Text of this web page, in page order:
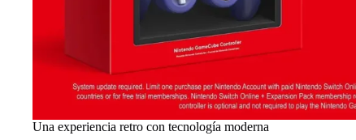
Una experiencia retro con tecnología moderna